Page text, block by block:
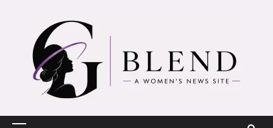
content